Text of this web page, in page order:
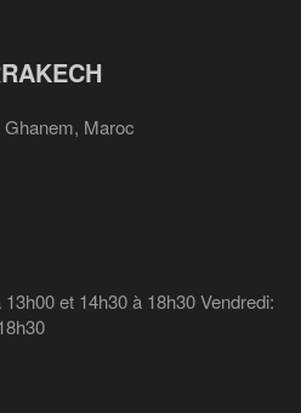
Maroc
et 14h30 à 18h30 Vendredi: